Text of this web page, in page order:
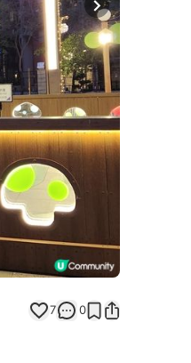
Next slide
7 0